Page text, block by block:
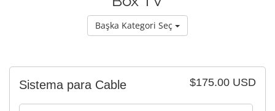
Başka Kategori Seç
$175.00 USD
Sistema para Cable